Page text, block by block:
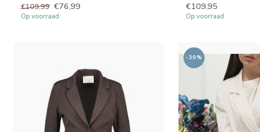
€109,99 €76,99
Op voorraad
€109,95
Op voorraad
-30%